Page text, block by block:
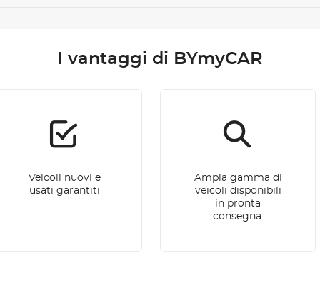
I vantaggi di BYmyCAR
Veicoli nuovi e
usati garantiti
Ampia gamma di
veicoli disponibili
in pronta
consegna.